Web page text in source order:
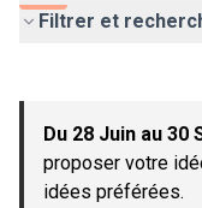
Filtrer et
−
Du 28 Juin au 30
proposer votre
idées préférées.